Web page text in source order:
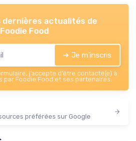
dernières actualités de
Foodie Food
➔ Je m'inscris
j’accepte d’être contacté(e) à
par Foodie Food et ses partenaires.
préférées sur Google